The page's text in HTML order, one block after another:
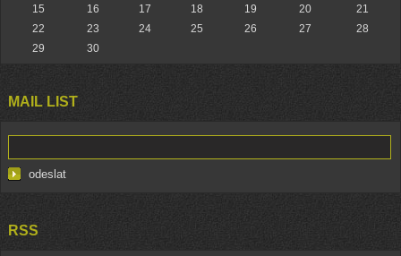
15
16 17 18 19 20
21
22
23 24 25 26 27
28
29
30
MAIL LIST
RSS